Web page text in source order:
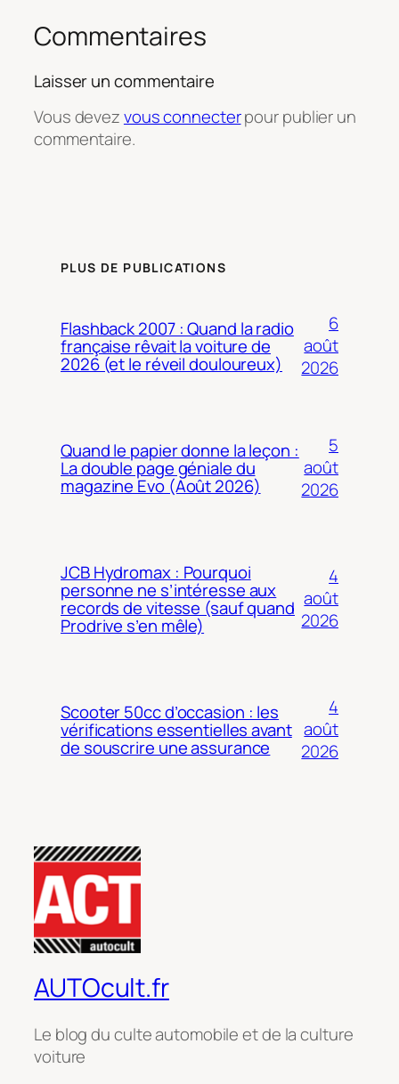
Commentaires
Laisser un commentaire
Vous devezvous connecterpour publier un
commentaire.
PLUS DE PUBLICATIONS
Flashback 2007 : Quand la radio
française rêvait la voiture de
2026 (et le réveil douloureux)
6
août
2026
Quand le papier donne la leçon :
La double page géniale du
magazine Evo (Août 2026)
5
août
2026
JCB Hydromax : Pourquoi
personne ne s’intéresse aux
records de vitesse (sauf quand
Prodrive s’en mêle)
4
août
2026
Scooter 50cc d’occasion : les
vérifications essentielles avant
de souscrire une assurance
4
août
2026
AUTOcult.fr
Le blog du culte automobile et de la culture
voiture